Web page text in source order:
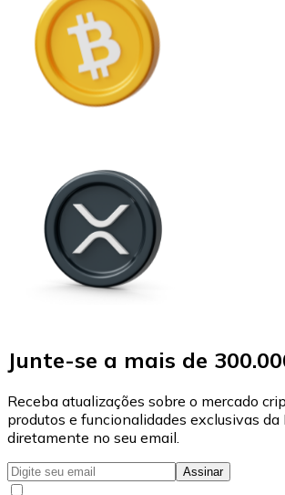
Junte-se a mais de
Receba atualizações sobre o mercado
produtos e funcionalidades exclusivas
diretamente no seu email.
Assinar